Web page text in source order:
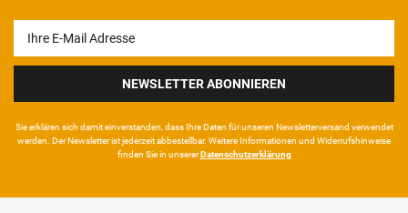
Honig
NEWSLETTER ABONNIEREN
Sie erklären sich damit ein­ver­standen, dass Ihre Da­ten für unseren News­letter­versand ver­wen­det
werden. Der News­letter ist jeder­zeit ab­bestel­lbar. Weitere Infor­mationen und Wider­rufshin­weise
finden Sie in unsererDaten­schutz­erklärung